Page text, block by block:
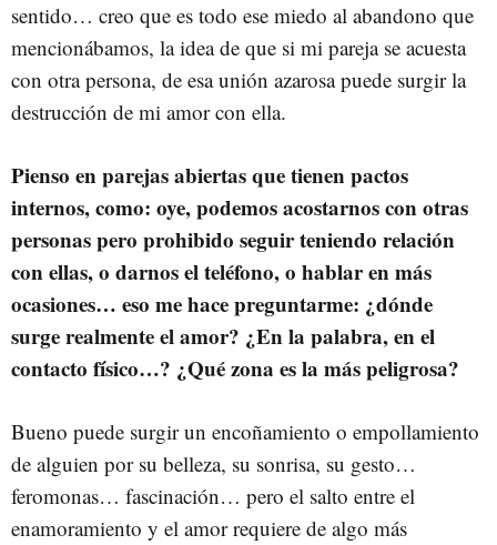
sentido… creo que es todo ese miedo al abandono que
mencionábamos, la idea de que si mi pareja se acuesta
con otra persona, de esa unión azarosa puede surgir la
destrucción de mi amor con ella.
Pienso en parejas abiertas que tienen pactos
internos, como: oye, podemos acostarnos con otras
personas pero prohibido seguir teniendo relación
con ellas, o darnos el teléfono, o hablar en más
ocasiones… eso me hace preguntarme: ¿dónde
surge realmente el amor? ¿En la palabra, en el
contacto físico…? ¿Qué zona es la más peligrosa?
Bueno puede surgir un encoñamiento o empollamiento
de alguien por su belleza, su sonrisa, su gesto…
feromonas… fascinación… pero el salto entre el
enamoramiento y el amor requiere de algo más